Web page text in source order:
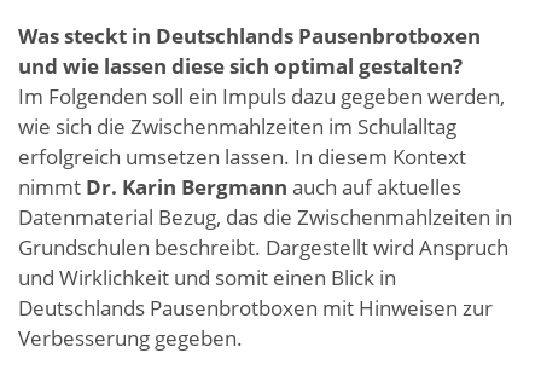
Was steckt in Deutschlands Pausenbrotboxen
und wie lassen diese sich optimal gestalten?
Im Folgenden soll ein Impuls dazu gegeben werden,
wie sich die Zwischenmahlzeiten im Schulalltag
erfolgreich umsetzen lassen. In diesem Kontext
nimmt Dr. Karin Bergmann auch auf aktuelles
Datenmaterial Bezug, das die Zwischenmahlzeiten in
Grundschulen beschreibt. Dargestellt wird Anspruch
und Wirklichkeit und somit einen Blick in
Deutschlands Pausenbrotboxen mit Hinweisen zur
Verbesserung gegeben.